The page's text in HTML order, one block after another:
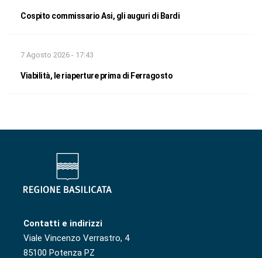
Cospito commissario Asi, gli auguri di Bardi
7 Agosto 2026 - 17:43
Viabilità, le riaperture prima di Ferragosto
Contatti e indirizzi
Viale Vincenzo Verrastro, 4
85100 Potenza PZ